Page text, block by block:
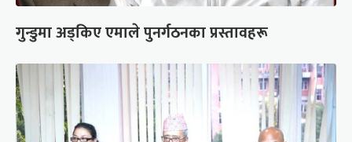
गुन्डुमा अड्किए एमाले पुनर्गठनका प्रस्तावहरू